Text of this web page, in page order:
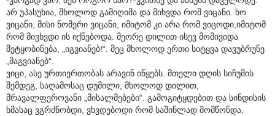
არ უპასუხია, მხოლოდ გამიღიმა და მიხვდა რომ ვიცანი. ხო
ვიცანი, მისი ნომერი ვიცანი, იმიტომ კი არა რომ ვიცოდი,იმიტომ
რომ მივხვდი ის იქნებოდა. მეორე დილით ისევ მომივიდა
შეტყობინება, „იგვიანებ!“. მეც მხოლოდ ერთი სიტყვა დავუბრუნე
„მაგვიანებ“.
ვიცი, ასე ურთიერთობას არავინ იწყებს. მთელი დღის სიჩუმის
შემდეგ, საღამოსაც დუმილი, მხოლოდ დილით,
მრავალფეროვანი „მისალმებები“. გამოგიტყდებით და სინდისის
ხმასაც ვგრძნობდი, ვხვდებოდი რომ საშინლად მომწონდა,